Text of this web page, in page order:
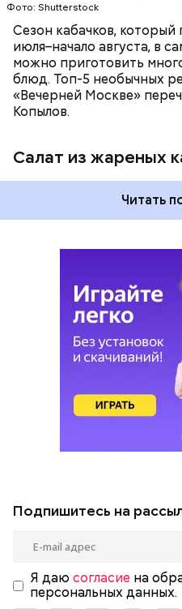
Фото: Shutterstock
Сезон кабачков,
июля–начало августа, в
можно приготовить
блюд. Топ-5 необычных
«Вечерней Москве»
Копылов.
Салат из жареных
Читать
Подпишитесь на
Я даю согласие на
персональных данных.